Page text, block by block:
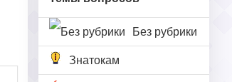
Без рубрики
Знатокам